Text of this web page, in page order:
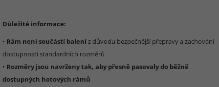
Důležité informace:
• Rám není součástí baleníz důvodu bezpečnější přepravy a zachování
dostupnosti standardních rozměrů
• Rozměry jsou navrženy tak, aby přesně pasovaly do běžně
dostupných hotových rámů